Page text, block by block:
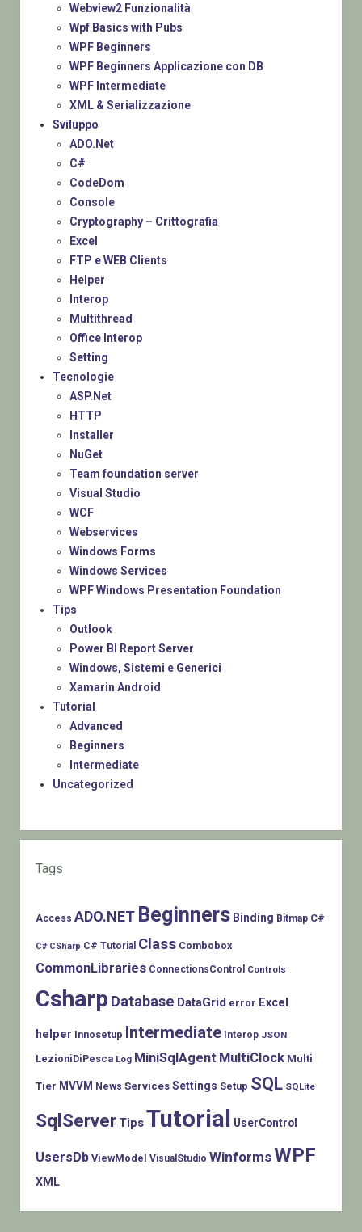
Webview2 Funzionalità
Wpf Basics with Pubs
WPF Beginners
WPF Beginners Applicazione con DB
WPF Intermediate
XML & Serializzazione
Sviluppo
ADO.Net
C#
CodeDom
Console
Cryptography – Crittografia
Excel
FTP e WEB Clients
Helper
Interop
Multithread
Office Interop
Setting
Tecnologie
ASP.Net
HTTP
Installer
NuGet
Team foundation server
Visual Studio
WCF
Webservices
Windows Forms
Windows Services
WPF Windows Presentation Foundation
Tips
Outlook
Power BI Report Server
Windows, Sistemi e Generici
Xamarin Android
Tutorial
Advanced
Beginners
Intermediate
Uncategorized
Tags
Access ADO.NET Beginners Binding Bitmap C#
C# CSharp C# Tutorial Class Combobox
CommonLibraries ConnectionsControl Controls
Csharp Database DataGrid error Excel
helper Innosetup Intermediate Interop JSON
LezioniDiPesca Log MiniSqlAgent MultiClock Multi
Tier MVVM News Services Settings Setup SQL SQLite
SqlServer TipsTutorial UserControl
UsersDb ViewModel VisualStudio WinformsWPF
XML